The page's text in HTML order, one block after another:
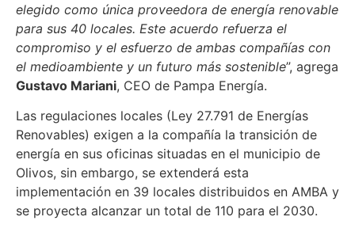
elegido como única proveedora de energía renovable
para sus 40 locales. Este acuerdo refuerza el
compromiso y el esfuerzo de ambas compañías con
el medioambiente y un futuro más sostenible”, agrega
Gustavo Mariani, CEO de Pampa Energía.
Las regulaciones locales (Ley 27.791 de Energías
Renovables) exigen a la compañía la transición de
energía en sus oficinas situadas en el municipio de
Olivos, sin embargo, se extenderá esta
implementación en 39 locales distribuidos en AMBA y
se proyecta alcanzar un total de 110 para el 2030.